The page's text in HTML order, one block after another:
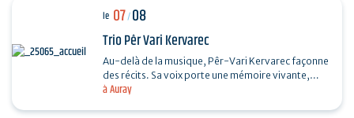
à Auray
le 07/08
Trio Pêr Vari Kervarec
Au-delà de la musique, Pêr-Vari Kervarec façonne
des récits. Sa voix porte une mémoire vivante,
enracinée dans l’âme collective, où chaque mot…